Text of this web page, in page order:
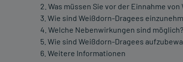
2. Was müssen Sie vor der Einnahme
3. Wie sind Weißdorn-Dragees
4. Welche Nebenwirkungen sind möglich?
5. Wie sind Weißdorn-Dragees
6. Weitere Informationen